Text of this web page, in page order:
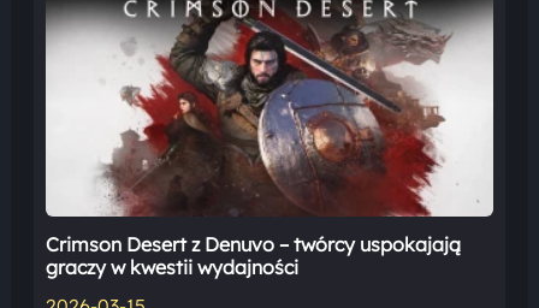
Crimson Desert z Denuvo – twórcy uspokajają
graczy w kwestii wydajności